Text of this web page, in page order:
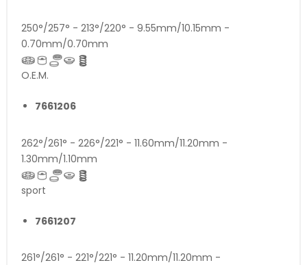
250°/257° - 213°/220° - 9.55mm/10.15mm -
0.70mm/0.70mm
O.E.M.
7661206
262°/261° - 226°/221° - 11.60mm/11.20mm -
1.30mm/1.10mm
sport
7661207
261°/261° - 221°/221° - 11.20mm/11.20mm -